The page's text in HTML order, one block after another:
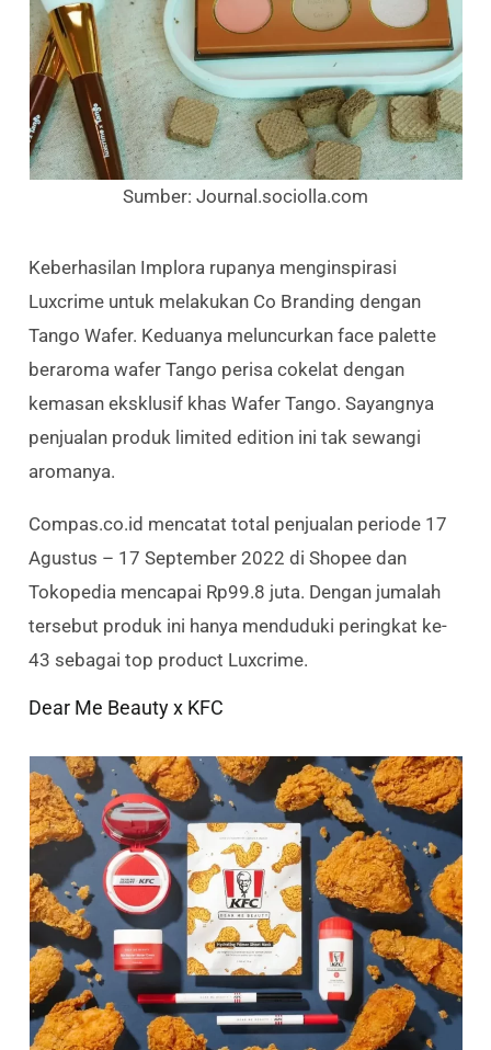
Sumber: Journal.sociolla.com
Keberhasilan Implora rupanya menginspirasi
Luxcrime untuk melakukan Co Branding dengan
Tango Wafer. Keduanya meluncurkan face palette
beraroma wafer Tango perisa cokelat dengan
kemasan eksklusif khas Wafer Tango. Sayangnya
penjualan produk limited edition ini tak sewangi
aromanya.
Compas.co.id mencatat total penjualan periode 17
Agustus – 17 September 2022 di Shopee dan
Tokopedia mencapai Rp99.8 juta. Dengan jumalah
tersebut produk ini hanya menduduki peringkat ke-
43 sebagai top product Luxcrime.
Dear Me Beauty x KFC